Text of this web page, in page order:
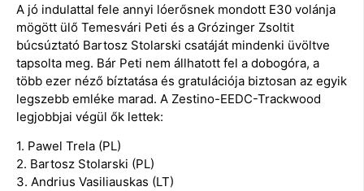
A jó indulattal fele annyi lóerősnek mondott E30 volánja
mögött ülő Temesvári Peti és a Grózinger Zsoltit
búcsúztató Bartosz Stolarski csatáját mindenki üvöltve
tapsolta meg. Bár Peti nem állhatott fel a dobogóra, a
több ezer néző bíztatása és gratulációja biztosan az egyik
legszebb emléke marad. A Zestino-EEDC-Trackwood
legjobbjai végül ők lettek:
1. Pawel Trela (PL)
2. Bartosz Stolarski (PL)
3. Andrius Vasiliauskas (LT)